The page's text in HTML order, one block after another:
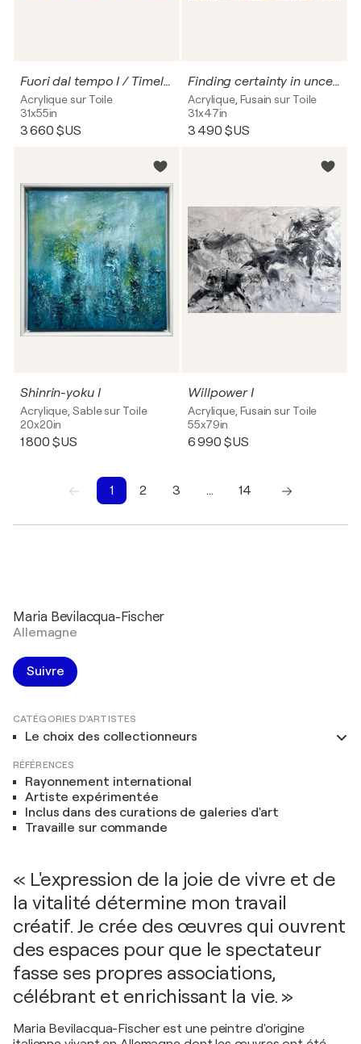
Fuori dal tempo I / Timeless no. 1
Acrylique sur Toile
31x55in
3 660 $US
Finding certainty in uncertainty - I
Acrylique, Fusain sur Toile
31x47in
3 490 $US
Shinrin-yoku I
Acrylique, Sable sur Toile
20x20in
1 800 $US
Willpower I
Acrylique, Fusain sur Toile
55x79in
6 990 $US
1 2 3 …
14
Maria Bevilacqua-Fischer
Allemagne
Suivre
CATÉGORIES D'ARTISTES
Le choix des collectionneurs
RÉFÉRENCES
Rayonnement international
Artiste expérimentée
Inclus dans des curations de galeries d'art
Travaille sur commande
« L'expression de la joie de vivre et de
la vitalité détermine mon travail
créatif. Je crée des œuvres qui ouvrent
des espaces pour que le spectateur
fasse ses propres associations,
célébrant et enrichissant la vie. »
Maria Bevilacqua-Fischer est une peintre d'origine